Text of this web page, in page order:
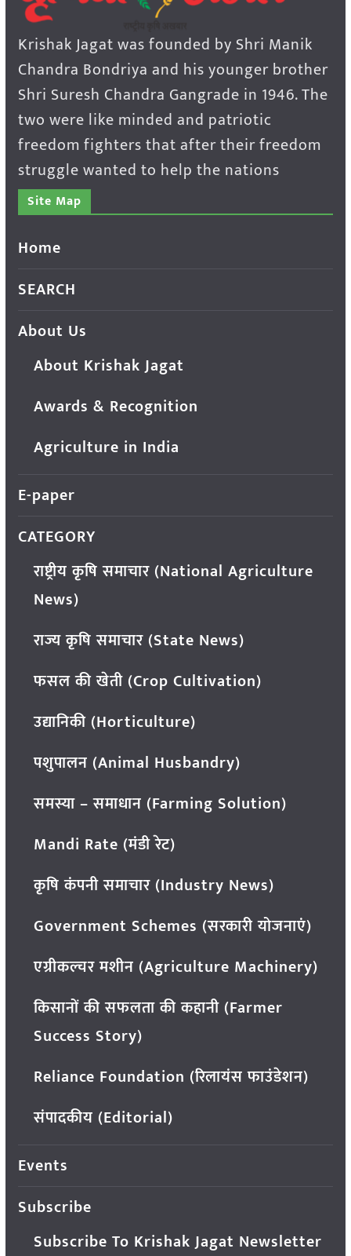
Krishak Jagat was founded by Shri Manik
Chandra Bondriya and his younger brother
Shri Suresh Chandra Gangrade in 1946. The
two were like minded and patriotic
freedom fighters that after their freedom
struggle wanted to help the nations
Site Map
Home
SEARCH
About Us
About Krishak Jagat
Awards & Recognition
Agriculture in India
E-paper
CATEGORY
राष्ट्रीय कृषि समाचार (National Agriculture
News)
राज्य कृषि समाचार (State News)
फसल की खेती (Crop Cultivation)
उद्यानिकी (Horticulture)
पशुपालन (Animal Husbandry)
समस्या – समाधान (Farming Solution)
Mandi Rate (मंडी रेट)
कृषि कंपनी समाचार (Industry News)
Government Schemes (सरकारी योजनाएं)
एग्रीकल्चर मशीन (Agriculture Machinery)
किसानों की सफलता की कहानी (Farmer
Success Story)
Reliance Foundation (रिलायंस फाउंडेशन)
संपादकीय (Editorial)
Events
Subscribe
Subscribe To Krishak Jagat Newsletter